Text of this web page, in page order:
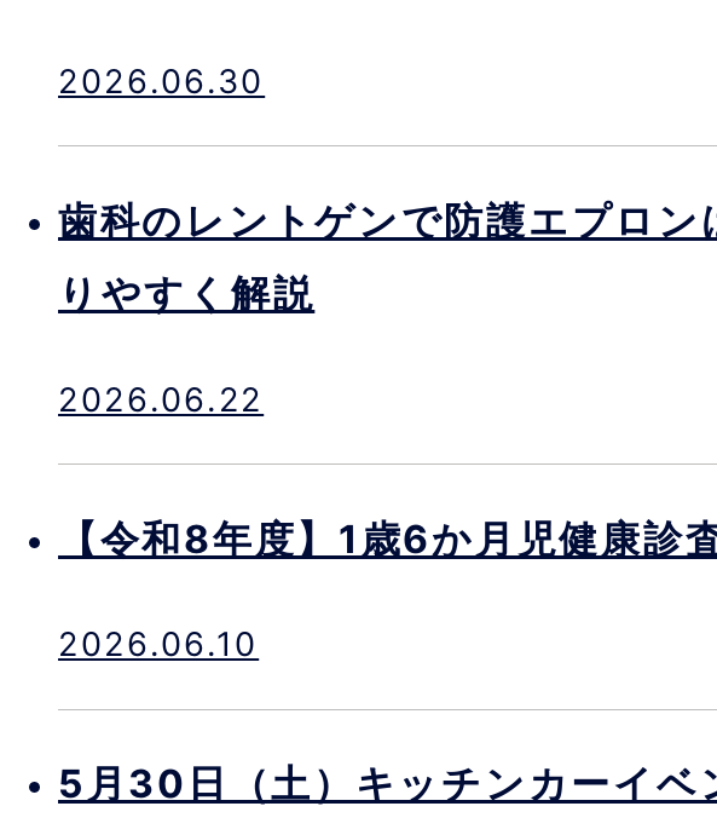
2026.06.30
歯科のレントゲンで防護エプロ
りやすく解説
2026.06.22
【令和8年度】1歳6か月児健康診
2026.06.10
5月30日（土）キッチンカーイ